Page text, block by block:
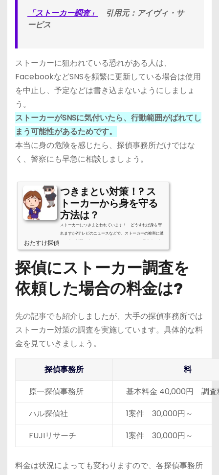
「ストーカー調査」
引用元：アイヴィ・サ
ービス
ストーカーに狙われている恐れがある人は、
FacebookなどSNSを頻繁に更新している場合は使用
を中止し、予定などは書き込まないようにしましょ
う。
ストーカーがSNSに気付いたら、行動範囲がばれてし
まう可能性があるためです。
本当に身の危険を感じたら、探偵事務所だけではな
く、警察にも早急に相談しましょう。
つきまとい対策！? ス
トーカーから身を守る
方法は？
ストーカーにつきまとわれています！ どうすれば身を守
れますか?テレビのニュースなどで、ストーカーの被害に遭
人などの顔見知りがストーカーに転じることもあれば、全
く知らない相手からストーカー行為を受けることもありま
す。ストーカーから自分の身を守るためには、彼らの行動
についての知識を持っておくことが肝心です。つきまとい
とは！？ 8つのパターンストーカーの行動の代表例の一つが
つきまといです。つきまといとは、一方的な恋愛感情、ま
おたすけ探偵
探偵にストーカー調査を
依頼した場合の料金は?
先の記事でも紹介しましたが、大手の探偵事務所では
ストーカー対策の調査を実施しています。具体的な料
金を見ていきましょう。
探偵事務所
料
原一探偵事務所
基本料金 40,000円 調査
ハル探偵社
1案件 30,000円～
FUJIリサーチ
1案件 30,000円～
料金は状況によっても変わりますので、各探偵事務所